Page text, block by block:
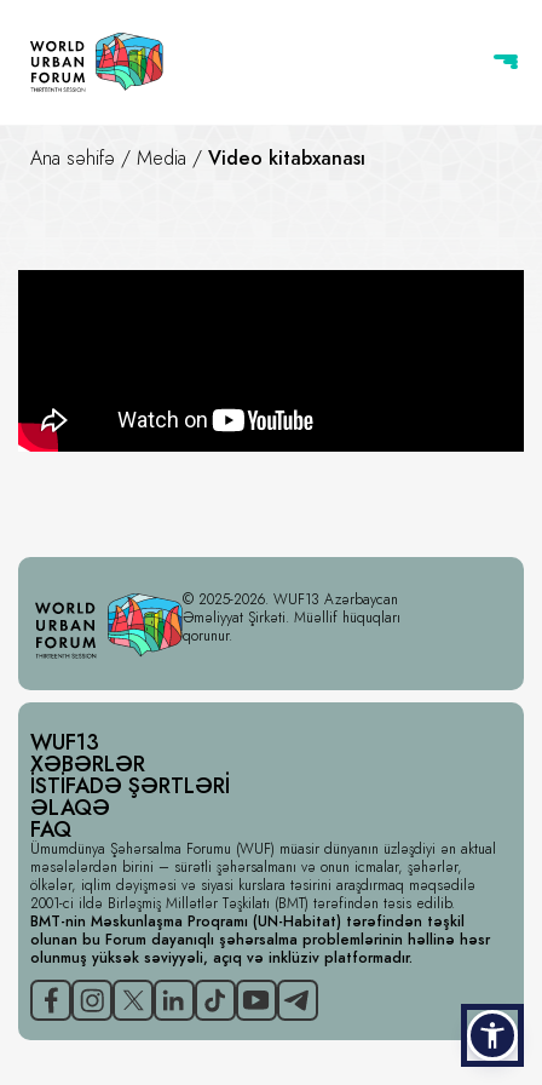
Ana səhifə / Media / Video kitabxanası
© 2025-2026. WUF13 Azərbaycan
Əməliyyat Şirkəti. Müəllif hüquqları
qorunur.
WUF13
XƏBƏRLƏR
İSTIFADƏ ŞƏRTLƏRI
ƏLAQƏ
FAQ
Ümumdünya Şəhərsalma Forumu (WUF) müasir dünyanın üzləşdiyi ən aktual
məsələlərdən birini – sürətli şəhərsalmanı və onun icmalar, şəhərlər,
ölkələr, iqlim dəyişməsi və siyasi kurslara təsirini araşdırmaq məqsədilə
2001-ci ildə Birləşmiş Millətlər Təşkilatı (BMT) tərəfindən təsis edilib.
BMT-nin Məskunlaşma Proqramı (UN-Habitat) tərəfindən təşkil
olunan bu Forum dayanıqlı şəhərsalma problemlərinin həllinə həsr
olunmuş yüksək səviyyəli, açıq və inklüziv platformadır.